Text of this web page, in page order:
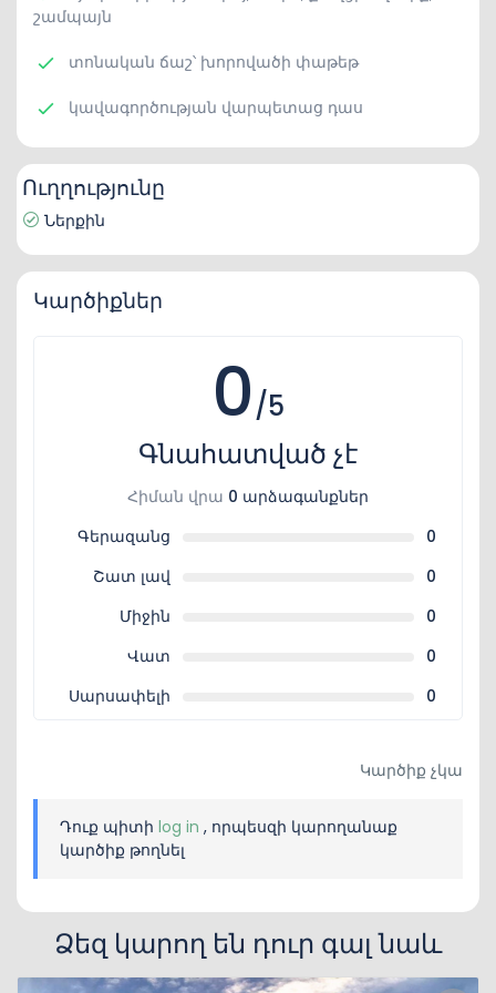
շամպայն
տոնական ճաշ՝ խորովածի փաթեթ
կավագործության վարպետաց դաս
Ուղղությունը
Ներքին
Կարծիքներ
0/5
Գնահատված չէ
Հիման վրա 0 արձագանքներ
Գերազանց
0
Շատ լավ
0
Միջին
0
Վատ
0
Սարսափելի
0
Կարծիք չկա
Դուք պիտի log in , որպեսզի կարողանաք
կարծիք թողնել
Ձեզ կարող են դուր գալ նաև